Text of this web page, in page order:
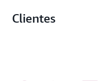
Clientes